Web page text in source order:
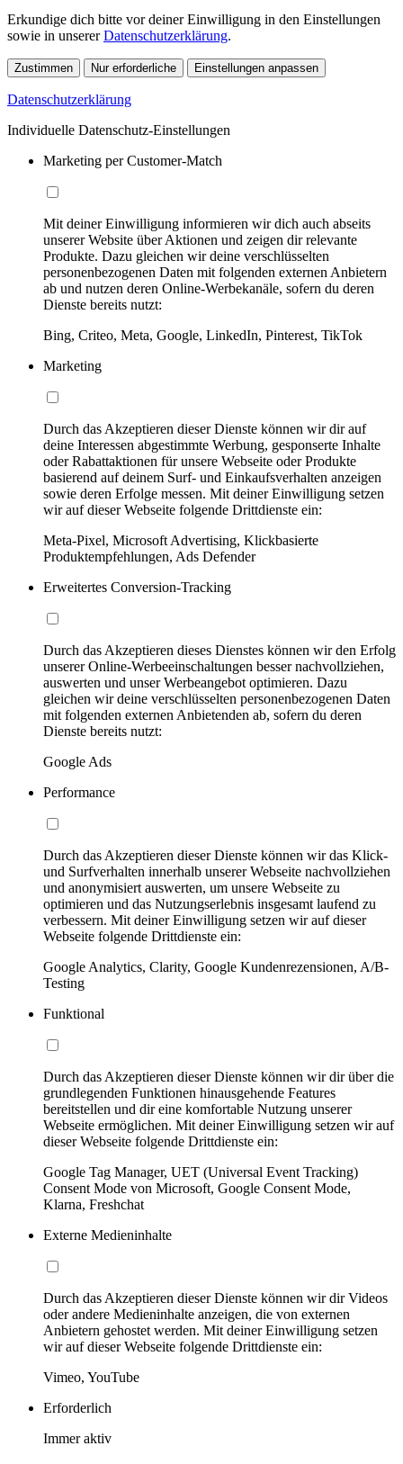
Erkundige dich bitte vor deiner Einwilligung in den Einstellungen
sowie in unsererDatenschutzerklärung.
Zustimmen Nur erforderliche Einstellungen anpassen
Datenschutzerklärung
Individuelle Datenschutz-Einstellungen
Marketing per Customer-Match
Mit deiner Einwilligung informieren wir dich auch abseits
unserer Website über Aktionen und zeigen dir relevante
Produkte. Dazu gleichen wir deine verschlüsselten
personenbezogenen Daten mit folgenden externen Anbietern
ab und nutzen deren Online-Werbekanäle, sofern du deren
Dienste bereits nutzt:
Bing, Criteo, Meta, Google, LinkedIn, Pinterest, TikTok
Marketing
Durch das Akzeptieren dieser Dienste können wir dir auf
deine Interessen abgestimmte Werbung, gesponserte Inhalte
oder Rabattaktionen für unsere Webseite oder Produkte
basierend auf deinem Surf- und Einkaufsverhalten anzeigen
sowie deren Erfolge messen. Mit deiner Einwilligung setzen
wir auf dieser Webseite folgende Drittdienste ein:
Meta-Pixel, Microsoft Advertising, Klickbasierte
Produktempfehlungen, Ads Defender
Erweitertes Conversion-Tracking
Durch das Akzeptieren dieses Dienstes können wir den Erfolg
unserer Online-Werbeeinschaltungen besser nachvollziehen,
auswerten und unser Werbeangebot optimieren. Dazu
gleichen wir deine verschlüsselten personenbezogenen Daten
mit folgenden externen Anbietenden ab, sofern du deren
Dienste bereits nutzt:
Google Ads
Performance
Durch das Akzeptieren dieser Dienste können wir das Klick-
und Surfverhalten innerhalb unserer Webseite nachvollziehen
und anonymisiert auswerten, um unsere Webseite zu
optimieren und das Nutzungserlebnis insgesamt laufend zu
verbessern. Mit deiner Einwilligung setzen wir auf dieser
Webseite folgende Drittdienste ein:
Google Analytics, Clarity, Google Kundenrezensionen, A/B-
Testing
Funktional
Durch das Akzeptieren dieser Dienste können wir dir über die
grundlegenden Funktionen hinausgehende Features
bereitstellen und dir eine komfortable Nutzung unserer
Webseite ermöglichen. Mit deiner Einwilligung setzen wir auf
dieser Webseite folgende Drittdienste ein:
Google Tag Manager, UET (Universal Event Tracking)
Consent Mode von Microsoft, Google Consent Mode,
Klarna, Freshchat
Externe Medieninhalte
Durch das Akzeptieren dieser Dienste können wir dir Videos
oder andere Medieninhalte anzeigen, die von externen
Anbietern gehostet werden. Mit deiner Einwilligung setzen
wir auf dieser Webseite folgende Drittdienste ein:
Vimeo, YouTube
Erforderlich
Immer aktiv